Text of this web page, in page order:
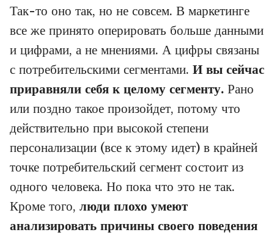
Так-то оно так, но не совсем. В маркетинге
все же принято оперировать больше данными
и цифрами, а не мнениями. А цифры связаны
с потребительскими сегментами. И вы сейчас
приравняли себя к целому сегменту. Рано
или поздно такое произойдет, потому что
действительно при высокой степени
персонализации (все к этому идет) в крайней
точке потребительский сегмент состоит из
одного человека. Но пока что это не так.
Кроме того, люди плохо умеют
анализировать причины своего поведения